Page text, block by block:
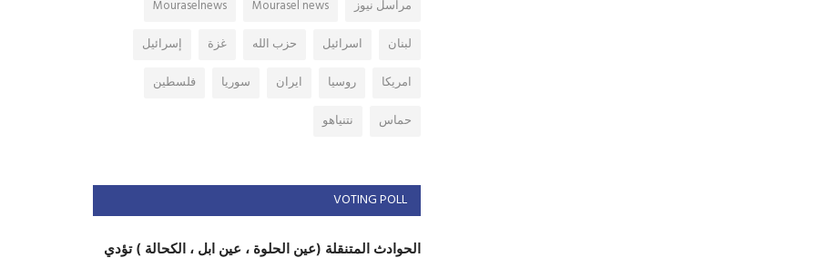
مراسل نيوز Mourasel news
Mouraselnews
لبنان
اسرائيل حزب الله غزة
إسرائيل
امريكا
روسيا ايران سوريا
فلسطين
حماس
نتنياهو
VOTING POLL
الحوادث المتنقلة (عين الحلوة ، عين ابل ، الكحالة ) تؤدي